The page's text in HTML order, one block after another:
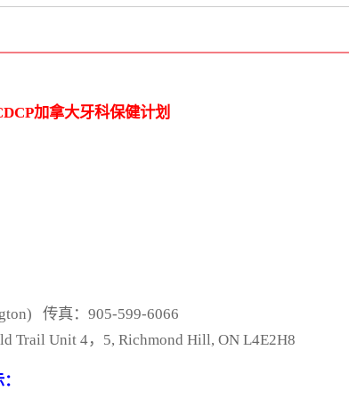
加拿大牙科保健计划
传真：905-599-6066
Trail Unit 4，5, Richmond Hill, ON L4E2H8